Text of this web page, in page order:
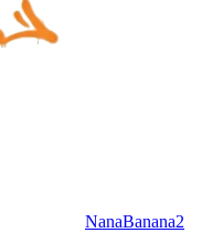
NanaBanana2